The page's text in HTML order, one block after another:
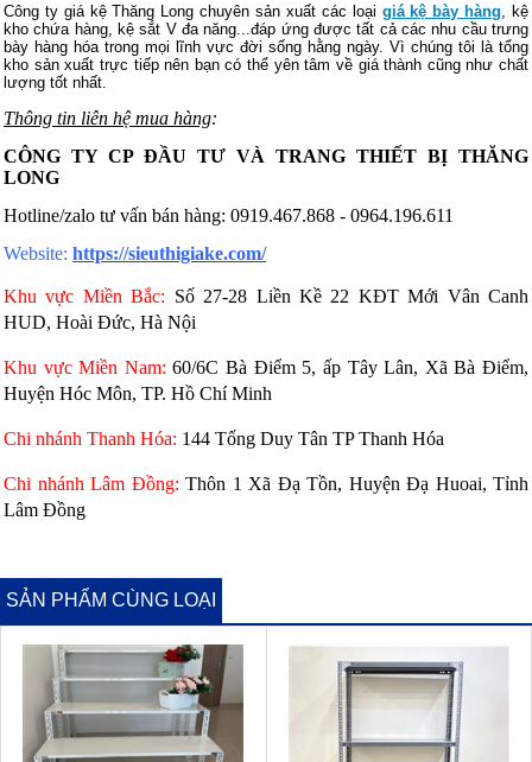
Công ty giá kệ Thăng Long chuyên sản xuất các loại giá kệ bày hàng , kệ
kho chứa hàng, kệ sắt V đa năng...đáp ứng được tất cả các nhu cầu trưng
bày hàng hóa trong mọi lĩnh vực đời sống hằng ngày. Vì chúng tôi là tổng
kho sản xuất trực tiếp nên bạn có thể yên tâm về giá thành cũng như chất
lượng tốt nhất.
Thông tin liên hệ mua hàng:
CÔNG TY CP ĐẦU TƯ VÀ TRANG THIẾT BỊ THĂNG
LONG
Hotline/zalo tư vấn bán hàng: 0919.467.868 - 0964.196.611
Website: https://sieuthigiake.com/
Khu vực Miền Bắc: Số 27-28 Liền Kề 22 KĐT Mới Vân Canh
HUD, Hoài Đức, Hà Nội
Khu vực Miền Nam: 60/6C Bà Điểm 5, ấp Tây Lân, Xã Bà Điểm,
Huyện Hóc Môn, TP. Hồ Chí Minh
Chi nhánh Thanh Hóa: 144 Tống Duy Tân TP Thanh Hóa
Chi nhánh Lâm Đồng: Thôn 1 Xã Đạ Tồn, Huyện Đạ Huoai, Tỉnh
Lâm Đồng
SẢN PHẨM CÙNG LOẠI